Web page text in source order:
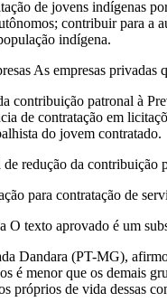
de jovens indígenas
contribuir para a
indígena.
As empresas
contribuição patronal à
de contratação em
do jovem contratado.
redução da contribuição
para contratação de
O texto aprovado é um
Dandara (PT-MG),
é menor que os demais
próprios de vida dessas